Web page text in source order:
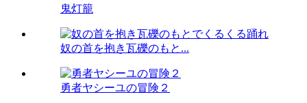
鬼灯籠
奴の首を抱き瓦礫のもと...
勇者ヤシーユの冒険２